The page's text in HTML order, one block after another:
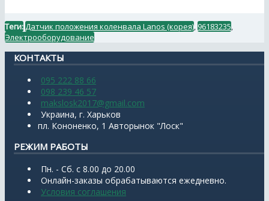
Теги: Датчик положения коленвала Lanos (корея) 96183235
Электрооборудование
КОНТАКТЫ
095 222 88 66
098 239 46 57
makslosk2017@gmail.com
Украина, г. Харьков
пл. Кононенко, 1 Авторынок "Лоск"
РЕЖИМ РАБОТЫ
Пн. - Сб. с 8.00 до 20.00
Онлайн-заказы обрабатываются ежедневно.
Условия соглашения